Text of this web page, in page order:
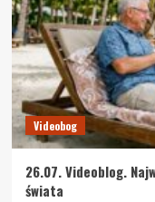
Videobog
26.07. Videoblog.
świata